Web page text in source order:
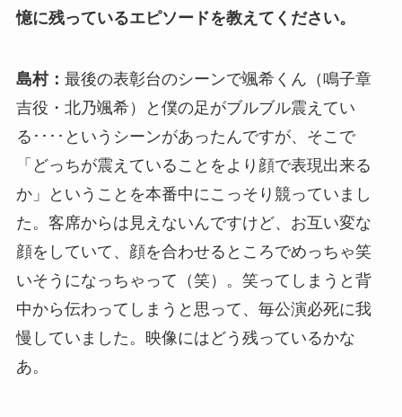
憶に残っているエピソードを教えてください。
島村： 最後の表彰台のシーンで颯希くん（鳴子章
吉役・北乃颯希）と僕の足がブルブル震えてい
る････というシーンがあったんですが、そこで
「どっちが震えていることをより顔で表現出来る
か」ということを本番中にこっそり競っていまし
た。客席からは見えないんですけど、お互い変な
顔をしていて、顔を合わせるところでめっちゃ笑
いそうになっちゃって（笑）。笑ってしまうと背
中から伝わってしまうと思って、毎公演必死に我
慢していました。映像にはどう残っているかな
あ。